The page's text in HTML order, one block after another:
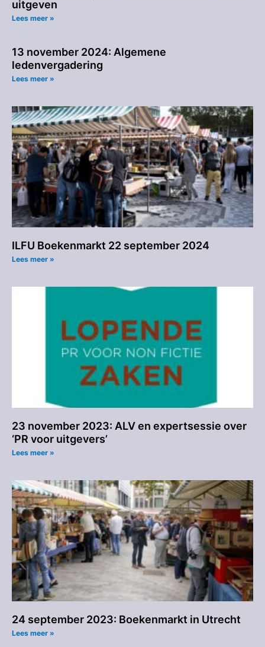
uitgeven
Lees meer »
13 november 2024: Algemene
ledenvergadering
Lees meer »
ILFU Boekenmarkt 22 september 2024
Lees meer »
23 november 2023: ALV en expertsessie over
‘PR voor uitgevers’
Lees meer »
24 september 2023: Boekenmarkt in Utrecht
Lees meer »